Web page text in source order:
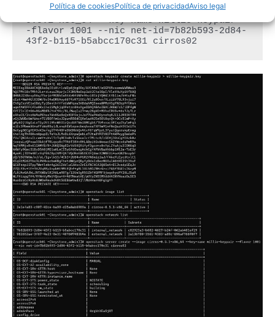
Política de cookiesPolítica de privacidadAviso legal
openstack server create --image cirros-
0.5.1-x86_64 --key-name willie-keypair -
-flavor 1001 --nic net-id=7b82b593-2d84-
43f2-b115-b5abcc170c31 cirros02